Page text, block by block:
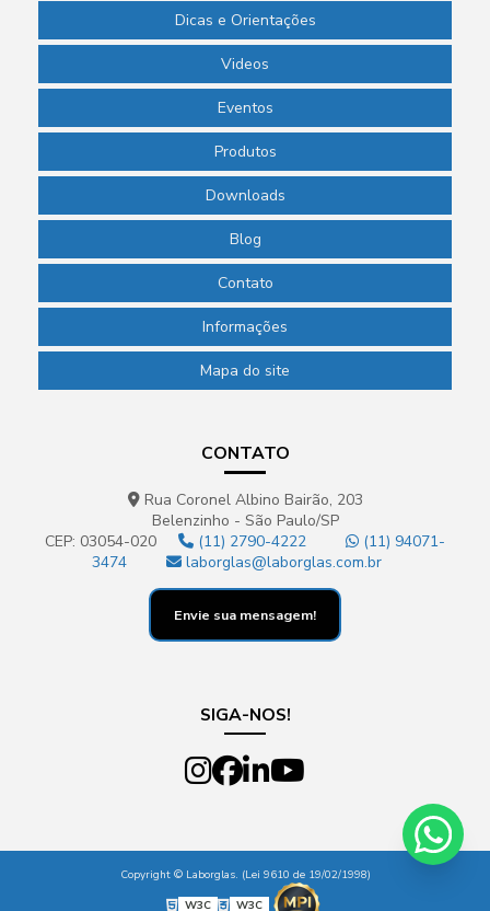
Phmetro digital
Phmetro portátil preço
Picnômetro de vidro
Picnômetro de vidro com termômetro
Pipeta de laboratório
Placa de petri para laboratório
Ponteira para laboratório
Ponteira para micropipeta
Proveta de polipropileno
Reator de vidro encamisado
Dicas e Orientações
Videos
Eventos
Produtos
Downloads
Blog
Contato
Informações
Mapa do site
CONTATO
Rua Coronel Albino Bairão, 203
Belenzinho - São Paulo/SP
CEP: 03054-020
(11) 2790-4222
(11) 94071-
3474
laborglas@laborglas.com.br
Envie sua mensagem!
SIGA-NOS!
Copyright © Laborglas. (Lei 9610 de 19/02/1998)
W3C
W3C